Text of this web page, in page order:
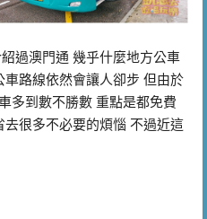
過澳門通 幾乎什麼地方公車
路線依然會讓人卻步 但由於
多到數不勝數 重點是都免費
很多不必要的煩惱 不過近這